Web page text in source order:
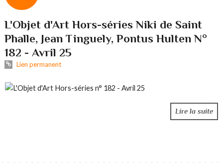
L'Objet d'Art Hors-séries Niki de Saint
Phalle, Jean Tinguely, Pontus Hulten N°
182 - Avril 25
Lien permanent
Lire la suite